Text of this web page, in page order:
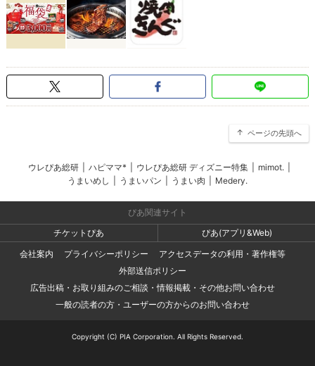
ページの先頭へ
ウレぴあ総研 ハピママ* ウレぴあ総研 ディズニー特集 mimot.
うまいめし
うまいパン うまい肉 Medery.
ぴあ関連サイト
チケットぴあ
ぴあ(アプリ&Web)
会社案内
プライバシーポリシー
アクセスデータの利用・著作権等
外部送信ポリシー
広告出稿・お取り組みのご相談・情報掲載・その他お問い合わせ
一般の読者の方・ユーザーの方からのお問い合わせ
Copyright (C) PIA Corporation. All Rights Reserved.